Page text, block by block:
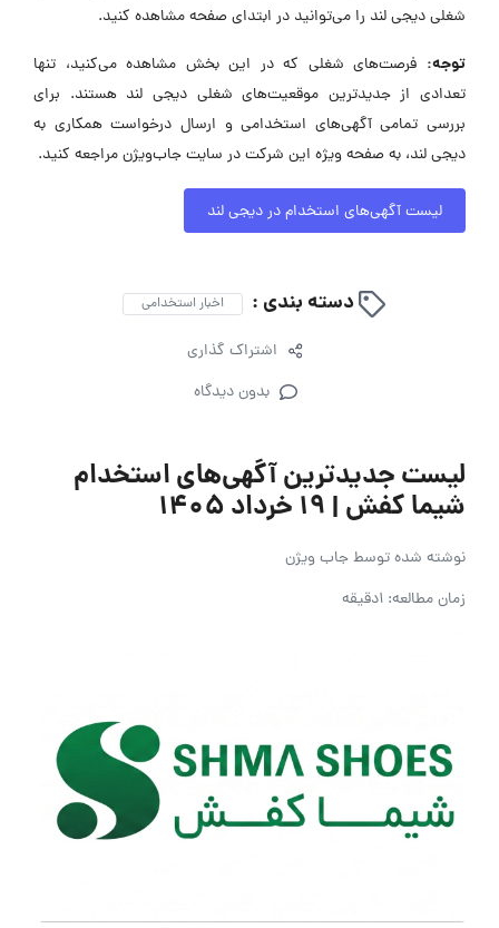
شغلی دیجی لند را می‌توانید در ابتدای صفحه مشاهده کنید.
توجه: فرصت‌های شغلی که در این بخش مشاهده می‌کنید، تنها
تعدادی از جدیدترین موقعیت‌های شغلی دیجی لند هستند. برای
بررسی تمامی آگهی‌های استخدامی و ارسال درخواست همکاری به
دیجی لند، به صفحه ویژه این شرکت در سایت جاب‌ویژن مراجعه کنید.
لیست آگهی‌های استخدام در دیجی لند
دسته بندی : اخبار استخدامی
اشتراک گذاری
بدون دیدگاه
لیست جدیدترین آگهی‌های استخدام
شیما کفش | ۱۹ خرداد ۱۴۰۵
نوشته شده توسطجاب ویژن
زمان مطالعه: 1دقیقه